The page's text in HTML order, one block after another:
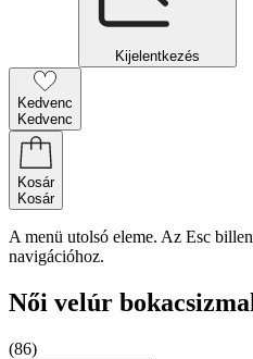
Kijelentkezés
Kedvenc
Kedvenc
Kosár
Kosár
A menü utolsó eleme. Az Esc
navigációhoz.
Női velúr
(86)